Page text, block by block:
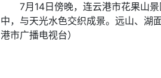
7月14日傍晚，连云港市花果山景
中，与天光水色交织成景。远山、湖
港市广播电视台）